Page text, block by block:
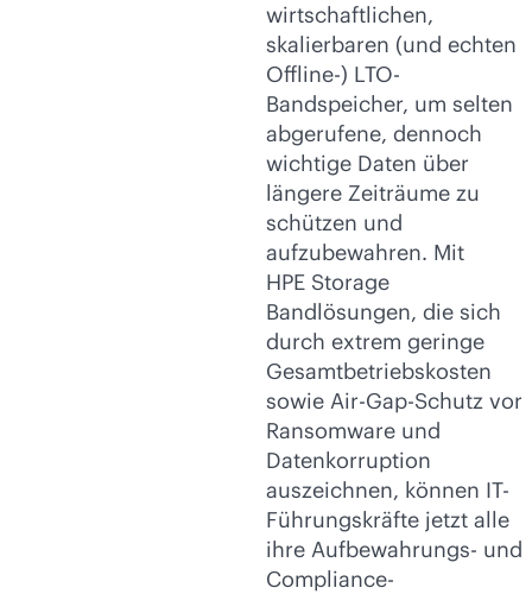
wirtschaftlichen,
skalierbaren (und echten
Offline-) LTO-
Bandspeicher, um selten
abgerufene, dennoch
wichtige Daten über
längere Zeiträume zu
schützen und
aufzubewahren. Mit
HPE Storage
Bandlösungen, die sich
durch extrem geringe
Gesamtbetriebskosten
sowie Air-Gap-Schutz vor
Ransomware und
Datenkorruption
auszeichnen, können IT-
Führungskräfte jetzt alle
ihre Aufbewahrungs- und
Compliance-